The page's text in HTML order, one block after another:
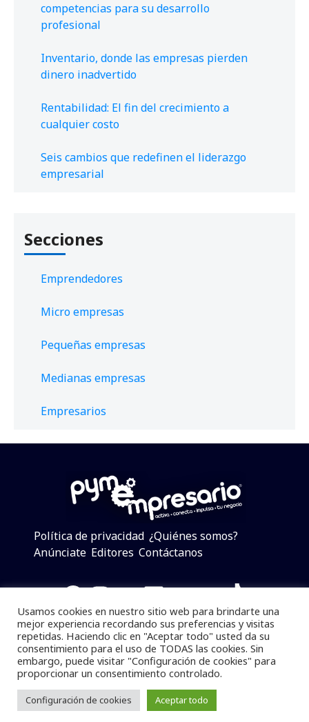
competencias para su desarrollo
profesional
Inventario, donde las empresas pierden
dinero inadvertido
Rentabilidad: El fin del crecimiento a
cualquier costo
Seis cambios que redefinen el liderazgo
empresarial
Secciones
Emprendedores
Micro empresas
Pequeñas empresas
Medianas empresas
Empresarios
Política de privacidad ¿Quiénes somos?
Anúnciate Editores Contáctanos
Facebook
Instagram
Twitter
LinkedIn
Telegram
YouTube
TikTok
Pymempresario © 2025 Todos los derechos reservados.
Se prohibe el uso de la información total o parcial sin
dar referencia a la fuente.
Desarrollado poryalla ya!
Usamos cookies en nuestro sitio web para brindarte una
mejor experiencia recordando sus preferencias y visitas
repetidas. Haciendo clic en "Aceptar todo" usted da su
consentimiento para el uso de TODAS las cookies. Sin
embargo, puede visitar "Configuración de cookies" para
proporcionar un consentimiento controlado.
Configuración de cookies Aceptar todo